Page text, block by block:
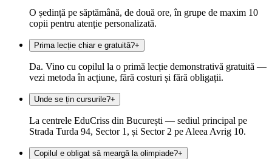
O ședință pe săptămână, de două ore, în grupe de maxim 10
copii pentru atenție personalizată.
Prima lecție chiar e gratuită?+
Da. Vino cu copilul la o primă lecție demonstrativă gratuită —
vezi metoda în acțiune, fără costuri și fără obligații.
Unde se țin cursurile?+
La centrele EduCriss din București — sediul principal pe
Strada Turda 94, Sector 1, și Sector 2 pe Aleea Avrig 10.
Copilul e obligat să meargă la olimpiade?+